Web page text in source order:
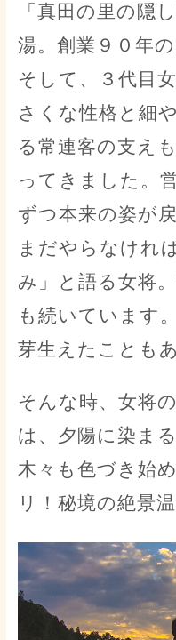
「真田の里の隠
湯。創業９０年
そして、３代目
さくな性格と細
る常連客の支え
ってきました。
ずつ本来の姿が
まだやらなけれ
み」と語る女将
も続いています
芽生えたことも
そんな時、女将
は、夕陽に染ま
木々も色づき始
リ！秘境の絶景